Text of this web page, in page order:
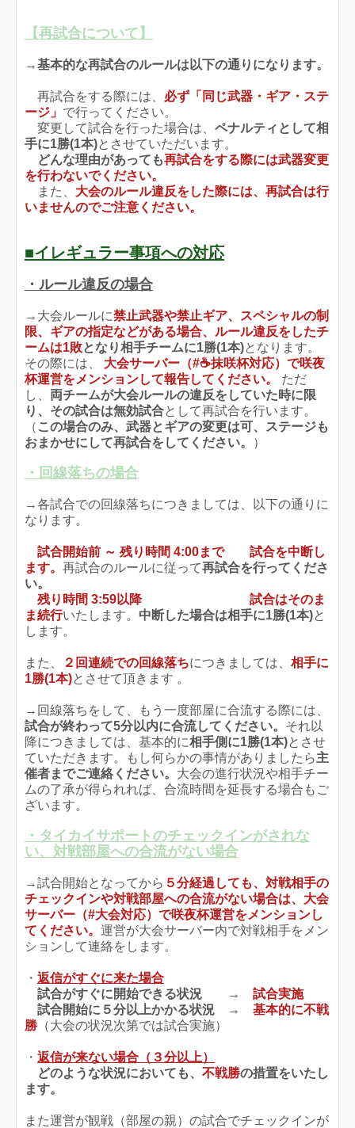
【再試合について】
→基本的な再試合のルールは以下の通りになります。
再試合をする際には、 必ず「同じ武器・ギア・ステ
ージ」 で行ってください。
変更して試合を行った場合は、 ペナルティとして相
手に1勝(1本)とさせていただいます。
どんな理由があっても再試合をする際には武器変更
を行わないでください。
また、 大会のルール違反をした際には、再試合は行
いませんのでご注意ください。
■イレギュラー事項への対応
・ルール違反の場合
→大会ルールに禁止武器や禁止ギア、スペシャルの制
限、ギアの指定などがある場合、ルール違反をしたチ
ームは1敗となり相手チームに1勝(1本)となります。
その際には、
大会サーバー（#☕抹咲杯対応）で咲夜
杯運営をメンションして報告してください。
ただ
し、 両チームが大会ルールの違反をしていた時に限
り、その試合は無効試合として再試合を行います。
（ この場合のみ、武器とギアの変更は可、ステージも
おまかせにして再試合をしてください。
）
・回線落ちの場合
→各試合での回線落ちにつきましては、以下の通りに
なります。
試合開始前 ～ 残り時間 4:00まで
試合を中断し
ます。 再試合のルールに従って再試合を行ってくださ
い。
残り時間 3:59以降
試合はそのま
ま続行いたします。 中断した場合は相手に1勝(1本)と
します。
また、 ２回連続での回線落ちにつきましては、 相手に
1勝(1本)とさせて頂きます 。
→回線落ちをして、もう一度部屋に合流する際には、
試合が終わって5分以内に合流してください。 それ以
降につきましては、基本的に相手側に1勝(1本)とさせ
ていただきます。もし何らかの事情がありましたら主
催者までご連絡ください。 大会の進行状況や相手チー
ムの了承が得られれば、合流時間を延長する場合もご
ざいます。
・タイカイサポートのチェックインがされな
い、対戦部屋への合流がない場合
→試合開始となってから ５分経過しても、対戦相手の
チェックインや対戦部屋への合流がない場合は、大会
サーバー（#大会対応）で咲夜杯運営をメンションし
てください。 運営が大会サーバー内で対戦相手をメン
ションして連絡をします。
・ 返信がすぐに来た場合
試合がすぐに開始できる状況 → 試合実施
試合開始に５分以上かかる状況 → 基本的に不戦
勝 （大会の状況次第では試合実施）
・ 返信が来ない場合（３分以上）
どのような状況においても、 不戦勝の措置をいたし
ます。
また運営が観戦（部屋の親）の試合でチェックインが